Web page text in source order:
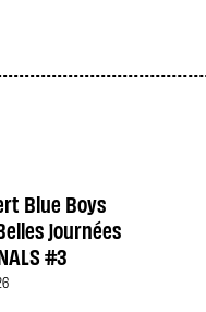
Blue Boys
journées
#3